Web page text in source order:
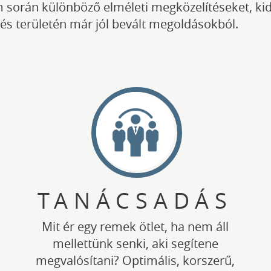
során különböző elméleti megközelítéseket,
területén már jól bevált megoldásokból.
TANÁCSADÁS
Mit ér egy remek ötlet, ha nem áll
mellettünk senki, aki segítene
megvalósítani? Optimális, korszerű,